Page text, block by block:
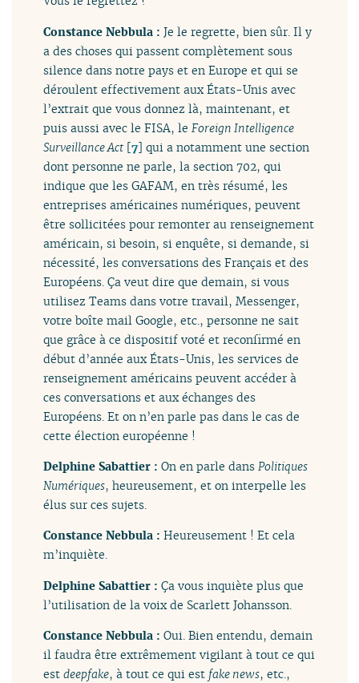
Constance Nebbula :Je le regrette, bien sûr. Il y
a des choses qui passent complètement sous
silence dans notre pays et en Europe et qui se
déroulent effectivement aux États-Unis avec
l’extrait que vous donnez là, maintenant, et
puis aussi avec le FISA, le Foreign Intelligence
Surveillance Act [7] qui a notamment une section
dont personne ne parle, la section 702, qui
indique que les GAFAM, en très résumé, les
entreprises américaines numériques, peuvent
être sollicitées pour remonter au renseignement
américain, si besoin, si enquête, si demande, si
nécessité, les conversations des Français et des
Européens. Ça veut dire que demain, si vous
utilisez Teams dans votre travail, Messenger,
votre boîte mail Google, etc., personne ne sait
que grâce à ce dispositif voté et reconfirmé en
début d’année aux États-Unis, les services de
renseignement américains peuvent accéder à
ces conversations et aux échanges des
Européens. Et on n’en parle pas dans le cas de
cette élection européenne !
Delphine Sabattier :On en parle dansPolitiques
Numériques, heureusement, et on interpelle les
élus sur ces sujets.
Constance Nebbula :Heureusement ! Et cela
m’inquiète.
Delphine Sabattier :Ça vous inquiète plus que
l’utilisation de la voix de Scarlett Johansson.
Constance Nebbula :Oui. Bien entendu, demain
il faudra être extrêmement vigilant à tout ce qui
estdeepfake, à tout ce qui est fake news, etc.,